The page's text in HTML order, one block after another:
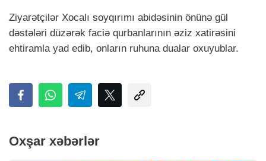
Ziyarətçilər Xocalı soyqırımı abidəsinin önünə gül
dəstələri düzərək faciə qurbanlarının əziz xatirəsini
ehtiramla yad edib, onların ruhuna dualar oxuyublar.
Oxşar xəbərlər